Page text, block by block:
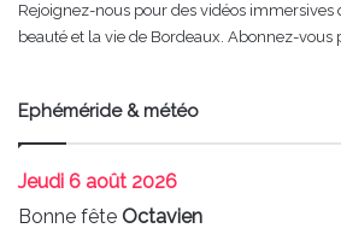
Rejoignez-nous pour des vidéos
beauté et la vie de Bordeaux. Abonnez-vous
Ephéméride & météo
Jeudi 6 août 2026
Bonne fête Octavien